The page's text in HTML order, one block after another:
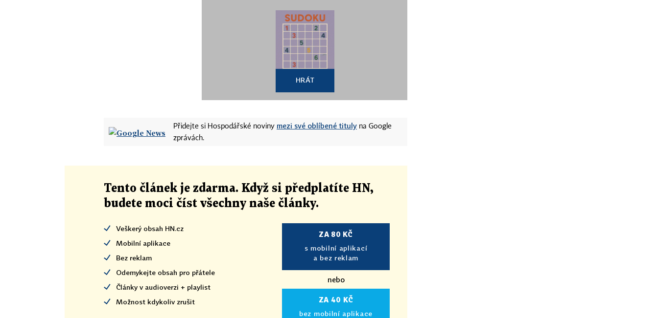
HRÁT
Přidejte si Hospodářské noviny mezi své oblíbené tituly na Google
zprávách.
Tento článek je zdarma. Když si předplatíte HN,
budete moci číst všechny naše články.
Veškerý obsah HN.cz
Mobilní aplikace
Bez reklam
Odemykejte obsah pro přátele
Články v audioverzi + playlist
Možnost kdykoliv zrušit
ZA 80 KČ
s mobilní aplikací
a bez reklam
nebo
ZA 40 KČ
bez mobilní aplikace